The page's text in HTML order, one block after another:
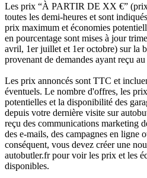
Les prix “À PARTIR DE XX €”
toutes les demi-heures et sont
prix maximum et économies
en pourcentage sont mises à jour
avril, 1er juillet et 1er octobre) sur la
provenant de demandes ayant reçu
Les prix annoncés sont TTC et
éventuels. Le nombre d'offres, les
potentielles et la disponibilité des
depuis votre dernière visite sur
reçu des communications marketing
des e-mails, des campagnes en ligne
conséquent, vous devez créer une
autobutler.fr pour voir les prix et les
disponibles.